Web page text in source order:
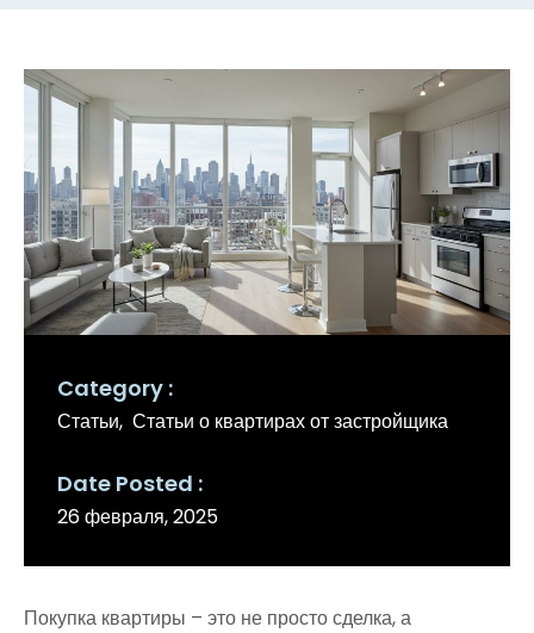
Category
Статьи Статьи о квартирах от застройщика
Date Posted
26 февраля, 2025
Покупка квартиры – это не просто сделка, а